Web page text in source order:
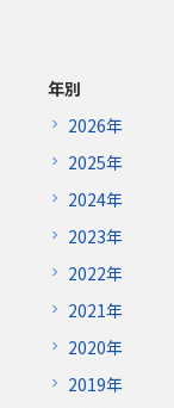
年別
2026年
2025年
2024年
2023年
2022年
2021年
2020年
2019年